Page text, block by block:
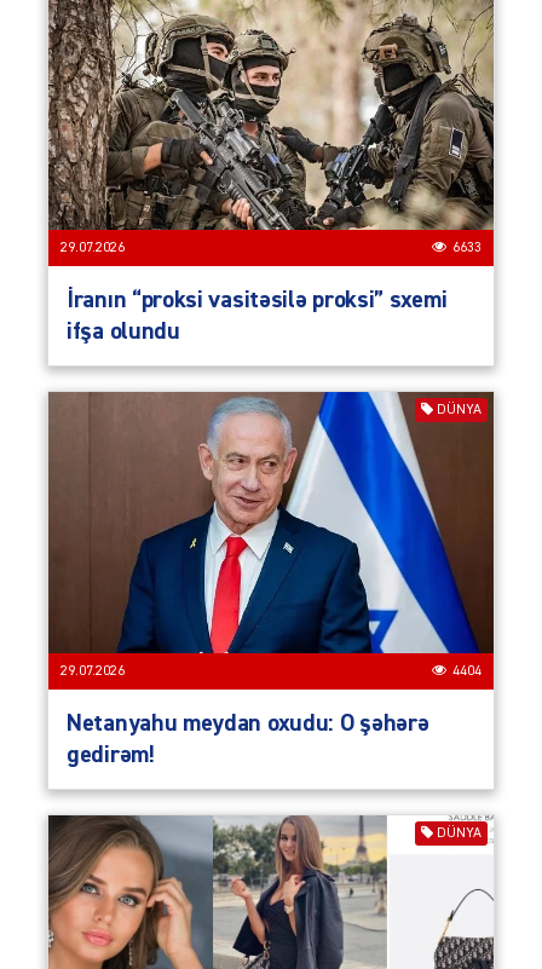
29.07.2026 6633
İranın “proksi vasitəsilə proksi” sxemi
ifşa olundu
DÜNYA
29.07.2026 4404
Netanyahu meydan oxudu: O şəhərə
gedirəm!
DÜNYA